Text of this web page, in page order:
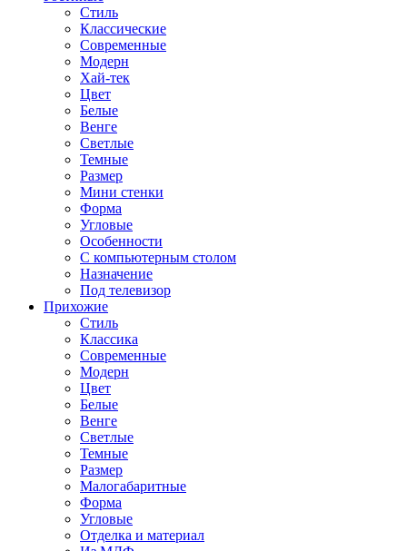
Стиль
Классические
Современные
Модерн
Хай-тек
Цвет
Белые
Венге
Светлые
Темные
Размер
Мини стенки
Форма
Угловые
Особенности
С компьютерным столом
Назначение
Под телевизор
Прихожие
Стиль
Классика
Современные
Модерн
Цвет
Белые
Венге
Светлые
Темные
Размер
Малогабаритные
Форма
Угловые
Отделка и материал